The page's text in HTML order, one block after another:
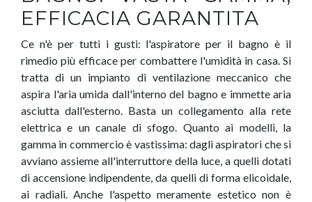
EFFICACIA GARANTITA
Ce n'è per tutti i gusti: l'aspiratore per il bagno è il
rimedio più efficace per combattere l'umidità in casa. Si
tratta di un impianto di ventilazione meccanico che
aspira l'aria umida dall'interno del bagno e immette aria
asciutta dall'esterno. Basta un collegamento alla rete
elettrica e un canale di sfogo. Quanto ai modelli, la
gamma in commercio è vastissima: dagli aspiratori che si
avviano assieme all'interruttore della luce, a quelli dotati
di accensione indipendente, da quelli di forma elicoidale,
ai radiali. Anche l'aspetto meramente estetico non è